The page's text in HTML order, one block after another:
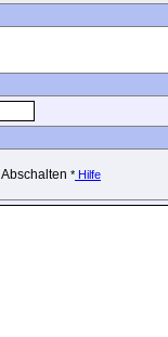
Abschalten * Hilfe